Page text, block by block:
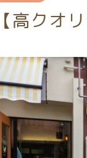
【高クオ